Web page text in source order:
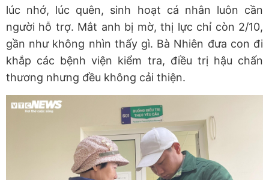
lúc nhớ, lúc quên, sinh hoạt cá nhân luôn cần
người hỗ trợ. Mắt anh bị mờ, thị lực chỉ còn 2/10,
gần như không nhìn thấy gì. Bà Nhiên đưa con đi
khắp các bệnh viện kiểm tra, điều trị hậu chấn
thương nhưng đều không cải thiện.